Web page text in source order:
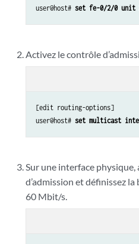
user@host# set fe-0/2/0 unit
Activez le contrôle
[edit routing-options]
user@host# set multicast
Sur une interface
d’admission et définissez
60 Mbit/s.